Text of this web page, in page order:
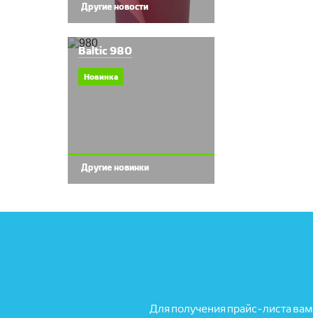
Другие новости
Baltic 980
Новинка
Другие новинки
Для получения прайс-листа